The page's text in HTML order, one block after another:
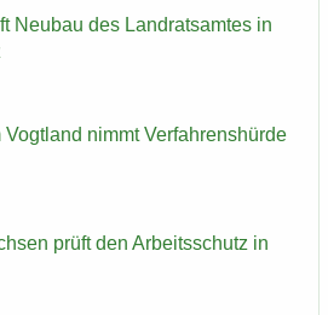
Neu­bau des Land­rats­am­tes in
nimmt Ver­fah­rens­hür­de
prüft den Ar­beits­schutz in